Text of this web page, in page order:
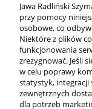
Jawa Radliński
przy pomocy
osobowe, co
Niektóre z plików
funkcjonowania
zrezygnować. Jeśli
w celu poprawy
statystyk, integracji
zewnętrznych
dla potrzeb